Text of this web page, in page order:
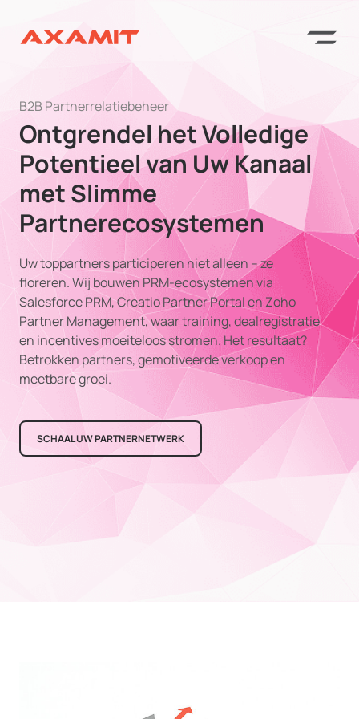
B2B Partnerrelatiebeheer
Ontgrendel het Volledige
Potentieel van Uw Kanaal
met Slimme
Partnerecosystemen
Uw toppartners participeren niet alleen – ze
floreren. Wij bouwen PRM-ecosystemen via
Salesforce PRM, Creatio Partner Portal en Zoho
Partner Management, waar training, dealregistratie
en incentives moeiteloos stromen. Het resultaat?
Betrokken partners, gemotiveerde verkoop en
meetbare groei.
SCHAAL UW PARTNERNETWERK